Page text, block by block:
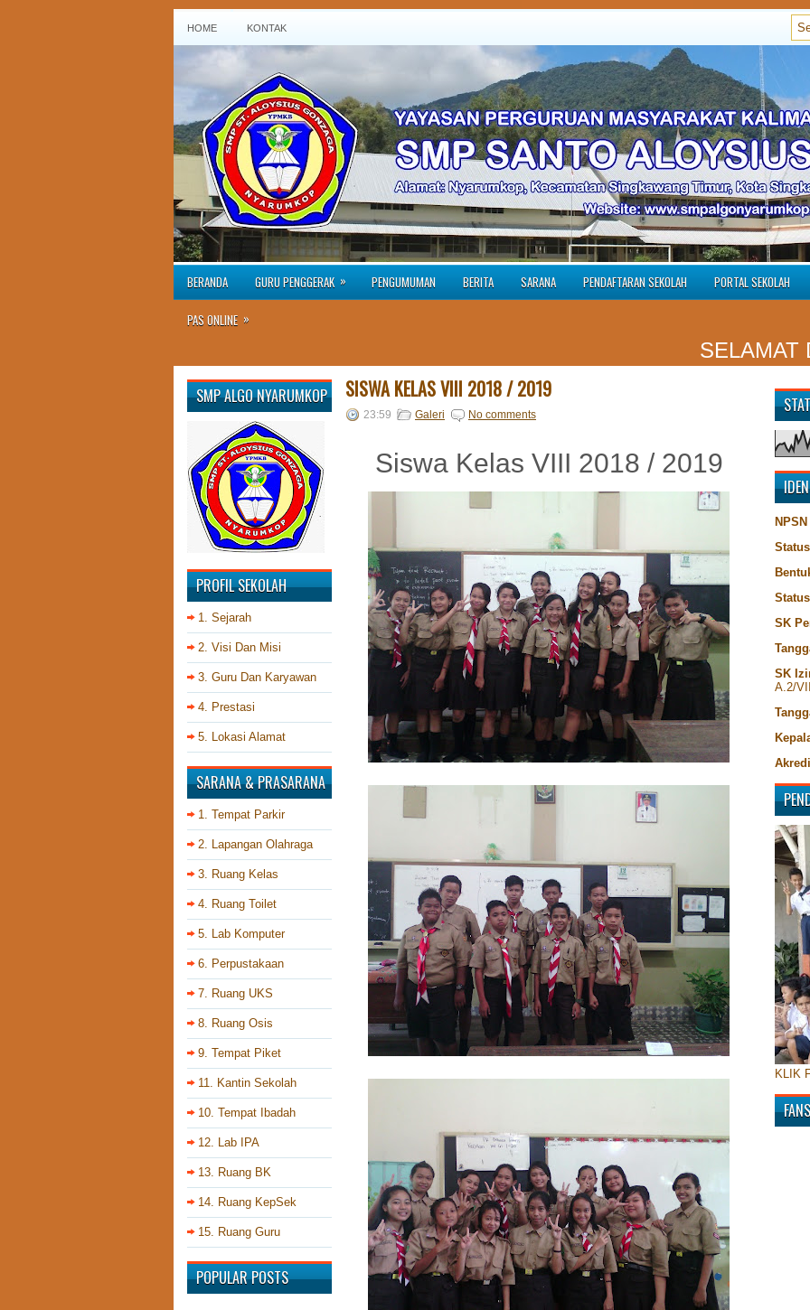
HOME KONTAK
BERANDA GURU PENGGERAK » PENGUMUMAN BERITA SARANA PENDAFTARAN SEKOLAH PORTAL SEKOLAH
PAS ONLINE »
SELAMAT
SMP ALGO NYARUMKOP
PROFIL SEKOLAH
1. Sejarah
2. Visi Dan Misi
3. Guru Dan Karyawan
4. Prestasi
5. Lokasi Alamat
SARANA & PRASARANA
1. Tempat Parkir
2. Lapangan Olahraga
3. Ruang Kelas
4. Ruang Toilet
5. Lab Komputer
6. Perpustakaan
7. Ruang UKS
8. Ruang Osis
9. Tempat Piket
11. Kantin Sekolah
10. Tempat Ibadah
12. Lab IPA
13. Ruang BK
14. Ruang KepSek
15. Ruang Guru
POPULAR POSTS
SISWA KELAS VIII 2018 / 2019
23:59 Galeri No comments
Siswa Kelas VIII 2018 / 2019
NPSN
SK
SK
A.2/
KLIK